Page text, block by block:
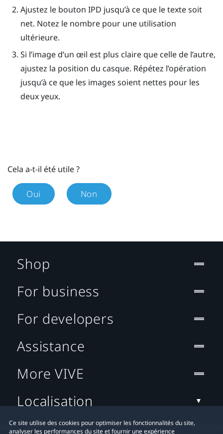
Ajustez le bouton IPD jusqu’à ce que le texte soit
net. Notez le nombre pour une utilisation
ultérieure.
Si l’image d’un œil est plus claire que celle de l’autre,
ajustez la position du casque. Répétez l’opération
jusqu’à ce que les images soient nettes pour les
deux yeux.
Cela a-t-il été utile ?
Oui Non
Ce site utilise des cookies pour optimiser les fonctionnalités du site,
analyser les performances du site et fournir une expérience
Shop
For business
For developers
Assistance
More VIVE
Localisation